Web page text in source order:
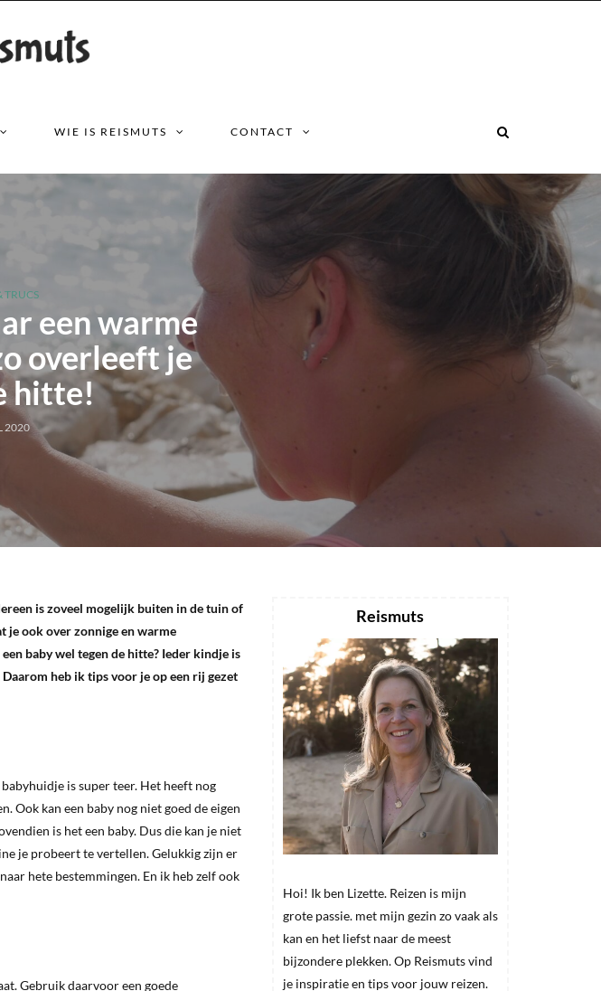
WIE IS REISMUTS CONTACT
TRUCS
een warme
overleeft je
hitte!
2020
is zoveel mogelijk buiten in de tuin of
je ook over zonnige en warme
baby wel tegen de hitte? Ieder kindje is
heb ik tips voor je op een rij gezet
babyhuidje is super teer. Het heeft nog
Ook kan een baby nog niet goed de eigen
is het een baby. Dus die kan je niet
je probeert te vertellen. Gelukkig zijn er
hete bestemmingen. En ik heb zelf ook
Gebruik daarvoor een goede
Reismuts
Hoi! Ik ben Lizette. Reizen is mijn
grote passie. met mijn gezin zo vaak als
kan en het liefst naar de meest
bijzondere plekken. Op Reismuts vind
je inspiratie en tips voor jouw reizen.